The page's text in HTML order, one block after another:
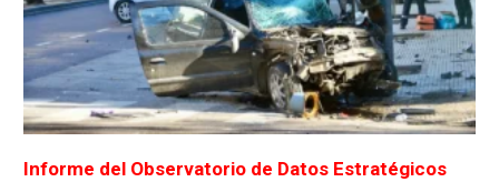
Informe del Observatorio de Datos Estratégicos